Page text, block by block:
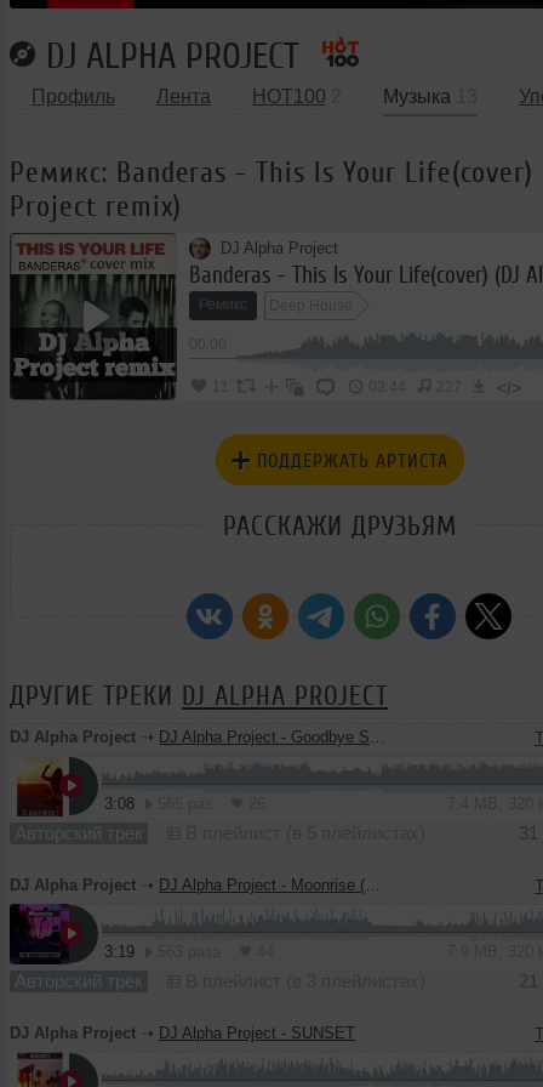
DJ ALPHA PROJECT
Профиль Лента HOT100 Музыка
Ремикс: Banderas - This Is Your Life(cover)
Project remix)
DJ Alpha Project
Ремикс Deep House
03:44 227 </>
ПОДДЕРЖАТЬ АРТИСТА
РАССКАЖИ ДРУЗЬЯМ
ДРУГИЕ ТРЕКИ DJ ALPHA PROJECT
DJ Alpha Project ➝ DJ Alpha Project - Goodbye Summer
3:08
Авторский трек 31
DJ Alpha Project ➝ DJ Alpha Project - Moonrise (Original Mix)
3:19
Авторский трек 21
DJ Alpha Project ➝ DJ Alpha Project - SUNSET